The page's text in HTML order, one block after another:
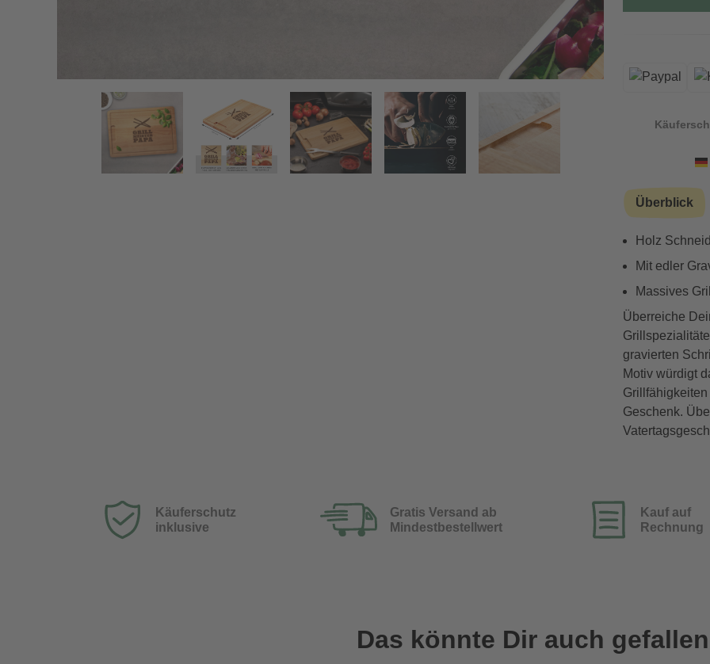
Zurück Vorwärts
Überblick
Holz
Mit edler
Massives
Überreiche
gravierten
Motiv würdigt
Geschenk.
Käuferschutz
inklusive
Gratis Versand ab
Mindestbestellwert
Kauf auf
Rechnung
Das könnte Dir auch gefallen